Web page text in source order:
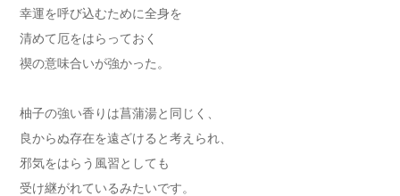
幸運を呼び込むために全身を
清めて厄をはらっておく
禊の意味合いが強かった。
柚子の強い香りは菖蒲湯と同じく、
良からぬ存在を遠ざけると考えられ、
邪気をはらう風習としても
受け継がれているみたいです。